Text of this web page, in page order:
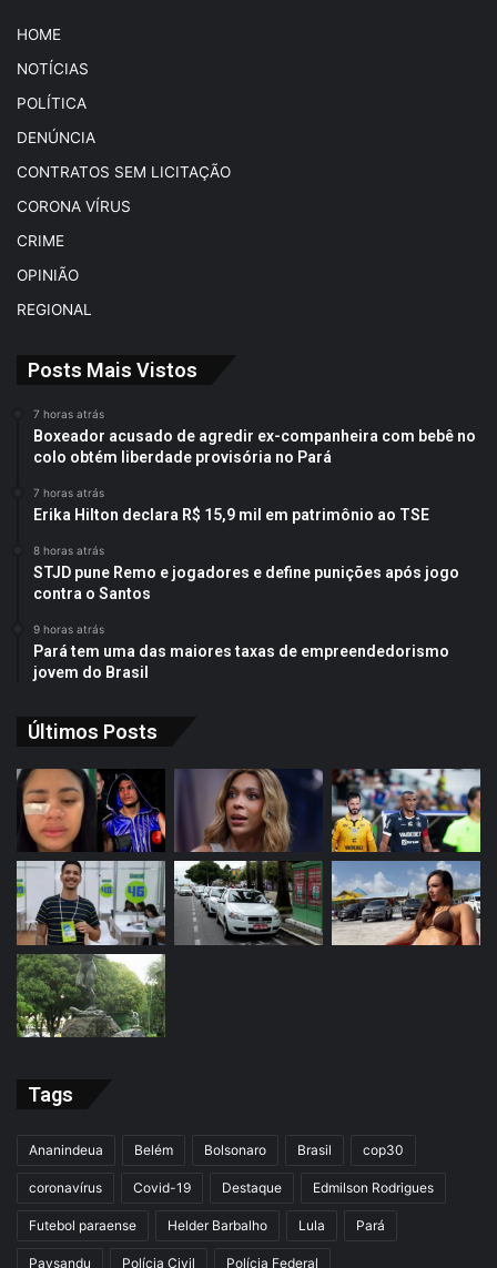
HOME
NOTÍCIAS
POLÍTICA
DENÚNCIA
CONTRATOS SEM LICITAÇÃO
CORONA VÍRUS
CRIME
OPINIÃO
REGIONAL
Posts Mais Vistos
7 horas atrás
Boxeador acusado de agredir ex-companheira com bebê no
colo obtém liberdade provisória no Pará
7 horas atrás
Erika Hilton declara R$ 15,9 mil em patrimônio ao TSE
8 horas atrás
STJD pune Remo e jogadores e define punições após jogo
contra o Santos
9 horas atrás
Pará tem uma das maiores taxas de empreendedorismo
jovem do Brasil
Últimos Posts
Tags
Ananindeua Belém Bolsonaro Brasil cop30
coronavírus Covid-19 Destaque Edmilson Rodrigues
Futebol paraense Helder Barbalho Lula Pará
Paysandu Polícia Civil Polícia Federal